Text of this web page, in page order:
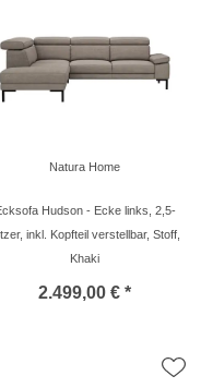
Natura Home
Hudson - Ecke links, 2,5-
inkl. Kopfteil verstellbar, Stoff,
Khaki
2.499,00 € *